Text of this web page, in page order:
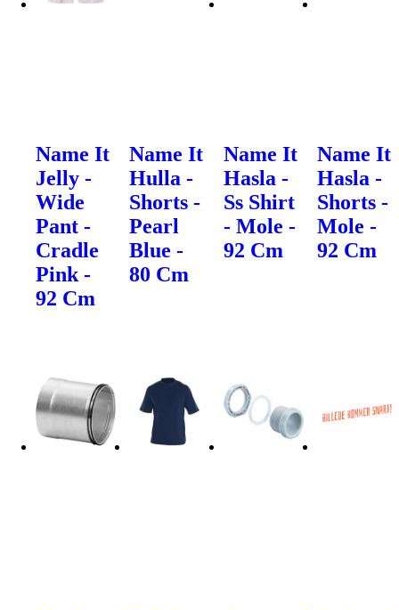
Name It
Jelly -
Wide
Pant -
Cradle
Pink -
92 Cm
Name It
Hulla -
Shorts -
Pearl
Blue -
80 Cm
Name It
Hasla -
Ss Shirt
- Mole -
92 Cm
Name It
Hasla -
Shorts -
Mole -
92 Cm